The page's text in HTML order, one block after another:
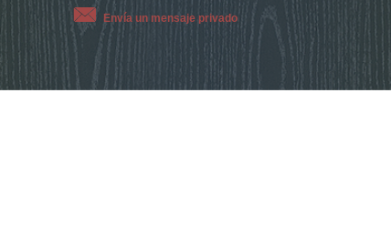
Envía un mensaje privado